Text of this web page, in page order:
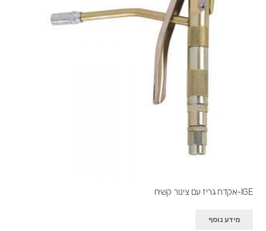
IGE-אקדח גריז עם צינור קשיח
מידע נוסף